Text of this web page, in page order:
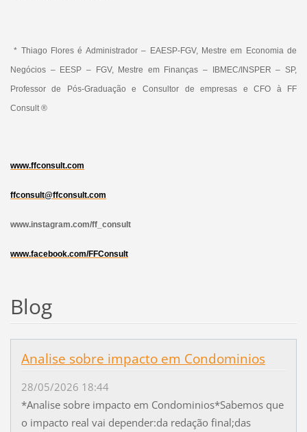
* Thiago Flores é Administrador – EAESP-FGV, Mestre em Economia de
Negócios – EESP – FGV, Mestre em Finanças – IBMEC/INSPER – SP,
Professor de Pós-Graduação e Consultor de empresas e CFO à FF
Consult ®
www.ffconsult.com
ffconsult@ffconsult.com
www.instagram.com/ff_consult
www.facebook.com/FFConsult
Blog
Analise sobre impacto em Condominios
28/05/2026 18:44
*Analise sobre impacto em Condominios*Sabemos que
o impacto real vai depender:da redação final;das